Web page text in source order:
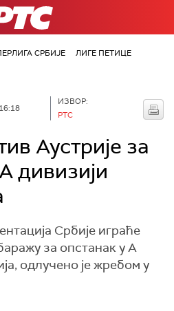
СРБИЈЕ
ЛИГЕ ПЕТИЦЕ
ИЗВОР:
РТС
Аустрије за
дивизији
Србије играће
за опстанак у А
одлучено је жребом у